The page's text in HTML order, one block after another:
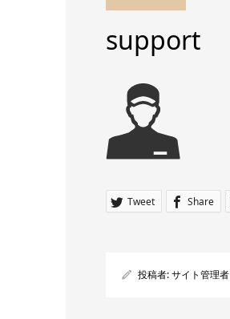
support
Tweet Share
投稿者:サイト管理者